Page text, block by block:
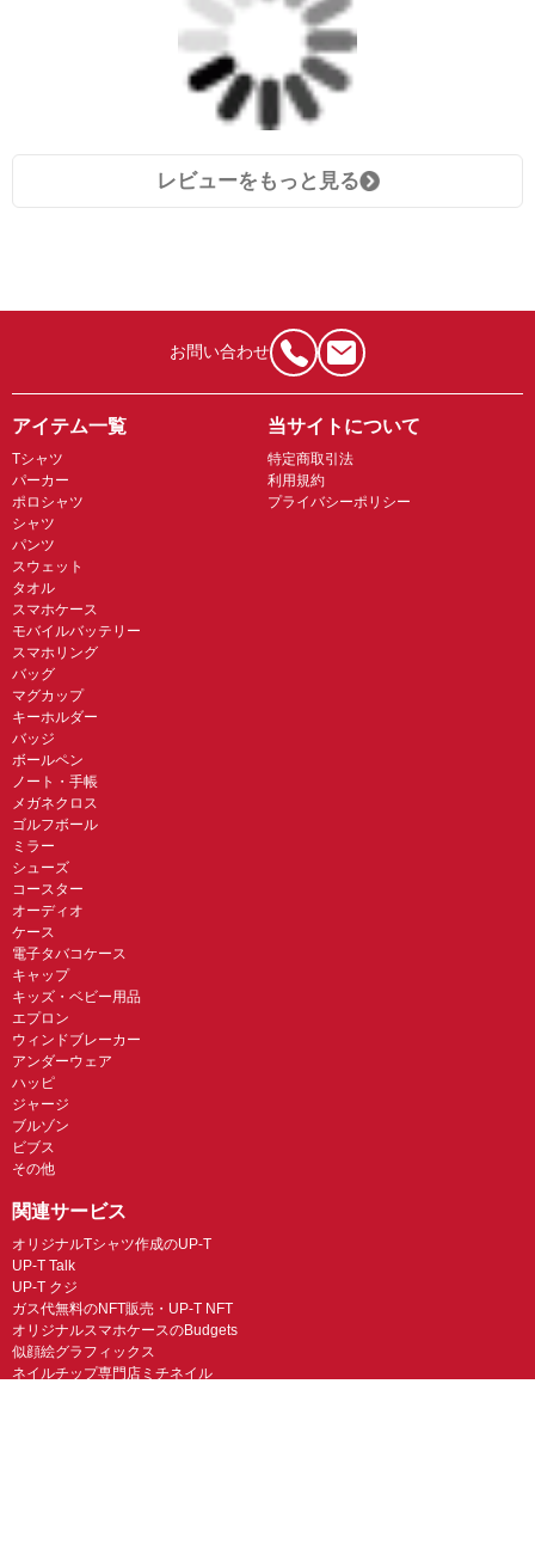
レビューをもっと見る
お問い合わせ
アイテム一覧
Tシャツ
パーカー
ポロシャツ
シャツ
パンツ
スウェット
タオル
スマホケース
モバイルバッテリー
スマホリング
バッグ
マグカップ
キーホルダー
バッジ
ボールペン
ノート・手帳
メガネクロス
ゴルフボール
ミラー
シューズ
コースター
オーディオ
ケース
電子タバコケース
キャップ
キッズ・ベビー用品
エプロン
ウィンドブレーカー
アンダーウェア
ハッピ
ジャージ
ブルゾン
ビブス
その他
当サイトについて
特定商取引法
利用規約
プライバシーポリシー
関連サービス
オリジナルTシャツ作成のUP-T
UP-T Talk
UP-T クジ
ガス代無料のNFT販売・UP-T NFT
オリジナルスマホケースのBudgets
似顔絵グラフィックス
ネイルチップ専門店ミチネイル